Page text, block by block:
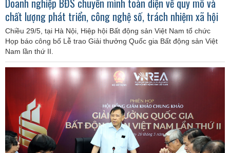
chất lượng phát triển, công nghệ số, trách nhiệm xã hội
Chiều 29/5, tại Hà Nội, Hiệp hội Bất động sản Việt Nam tổ chức
Họp báo công bố Lễ trao Giải thưởng Quốc gia Bất động sản Việt
Nam lần thứ II.